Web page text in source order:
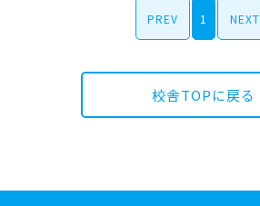
PREV 1 NEXT
校舎TOPに戻る